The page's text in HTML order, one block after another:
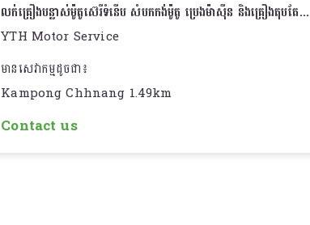
លក់គ្រឿងបន្លាស់ម៉ូតូស៊េរីទំនើប សំបកកង់ម៉ូតូ ប្រេងម៉ាស៊ីន និងគ្រឿងតុបតែ...
YTH Motor Service
មានសេវាកម្មដូចជា៖
- ជួសជុលម៉ូតូគ្រប់ប្រភេទ
- ប្ដូរសំបកកង់ម៉ូតូ
Kampong Chhnang 1.49km
Contact us